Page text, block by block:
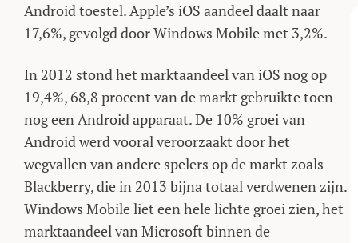
Android toestel. Apple’s iOS aandeel daalt naar
17,6%, gevolgd door Windows Mobile met 3,2%.
In 2012 stond het marktaandeel van iOS nog op
19,4%, 68,8 procent van de markt gebruikte toen
nog een Android apparaat. De 10% groei van
Android werd vooral veroorzaakt door het
wegvallen van andere spelers op de markt zoals
Blackberry, die in 2013 bijna totaal verdwenen zijn.
Windows Mobile liet een hele lichte groei zien, het
marktaandeel van Microsoft binnen de